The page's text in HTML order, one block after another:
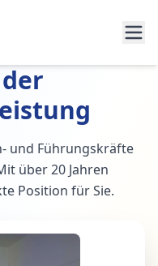
und Führungskräfte
über 20 Jahren
Position für Sie.